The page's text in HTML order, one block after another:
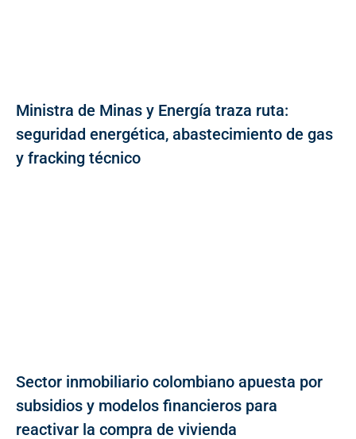
Ministra de Minas y Energía traza ruta:
seguridad energética, abastecimiento de gas
y fracking técnico
Sector inmobiliario colombiano apuesta por
subsidios y modelos financieros para
reactivar la compra de vivienda